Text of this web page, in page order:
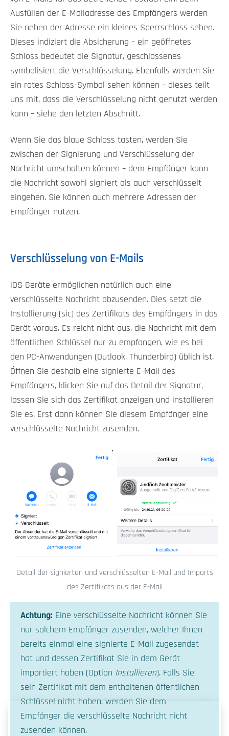
Ausfüllen der E-Mailadresse des Empfängers werden
Sie neben der Adresse ein kleines Sperrschloss sehen.
Dieses indiziert die Absicherung – ein geöffnetes
Schloss bedeutet die Signatur, geschlossenes
symbolisiert die Verschlüsselung. Ebenfalls werden Sie
ein rotes Schloss-Symbol sehen können – dieses teilt
uns mit, dass die Verschlüsselung nicht genutzt werden
kann – siehe den letzten Abschnitt.
Wenn Sie das blaue Schloss tasten, werden Sie
zwischen der Signierung und Verschlüsselung der
Nachricht umschalten können – dem Empfänger kann
die Nachricht sowohl signiert als auch verschlüsselt
eingehen. Sie können auch mehrere Adressen der
Empfänger nutzen.
Verschlüsselung von E-Mails
iOS Geräte ermöglichen natürlich auch eine
verschlüsselte Nachricht abzusenden. Dies setzt die
Installierung (sic) des Zertifikats des Empfängers in das
Gerät voraus. Es reicht nicht aus, die Nachricht mit dem
öffentlichen Schlüssel nur zu empfangen, wie es bei
den PC-Anwendungen (Outlook, Thunderbird) üblich ist.
Öffnen Sie deshalb eine signierte E-Mail des
Empfängers, klicken Sie auf das Detail der Signatur,
lassen Sie sich das Zertifikat anzeigen und installieren
Sie es. Erst dann können Sie diesem Empfänger eine
verschlüsselte Nachricht zusenden.
Detail der signierten und verschlüsselten E-Mail und Imports
des Zertifikats aus der E-Mail
Achtung: Eine verschlüsselte Nachricht können Sie
nur solchem Empfänger zusenden, welcher Ihnen
bereits einmal eine signierte E-Mail zugesendet
hat und dessen Zertifikat Sie in dem Gerät
importiert haben (Option Installieren). Falls Sie
sein Zertifikat mit dem enthaltenen öffentlichen
Schlüssel nicht haben, werden Sie dem
Empfänger die verschlüsselte Nachricht nicht
zusenden können.